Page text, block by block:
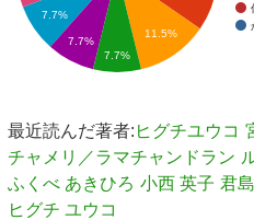
11.5%
7.7%
7.7%
7.7%
最近読んだ著者: ヒグチユウコ
チャメリ／ラマチャンドラン
ふくべ あきひろ 小西 英子 君
ヒグチ ユウコ